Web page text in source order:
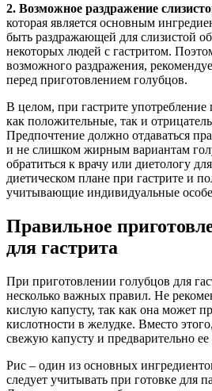
2. Возможное раздражение
которая является основным
быть раздражающей для слизистой
некоторых людей с гастритом.
возможного раздражения,
перед приготовлением голубцов.
В целом, при гастрите
как положительные, так и
Предпочтение должно отдаваться
и не слишком жирным вариантам
обратиться к врачу или диетологу
диетическом плане при гастрите и
учитывающие индивидуальные
Правильное
для гастрита
При приготовлении голубцов для
несколько важных правил. Не
кислую капусту, так как она может
кислотности в желудке. Вместо
свежую капусту и предварительно ее
Рис – один из основных
следует учитывать при готовке для